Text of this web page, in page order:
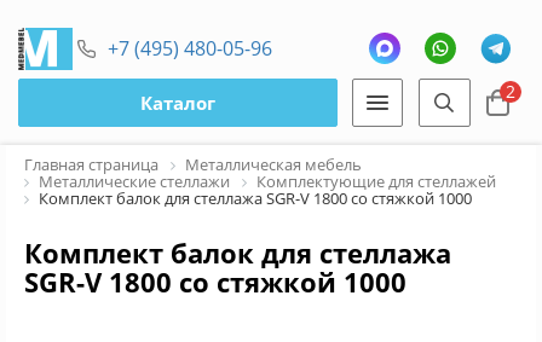
+7 (495) 480-05-96
Каталог 2
Главная страница Металлическая мебель
Металлические стеллажи Комплектующие для стеллажей
Комплект балок для стеллажа SGR-V 1800 со стяжкой 1000
Комплект балок для стеллажа
SGR-V 1800 со стяжкой 1000